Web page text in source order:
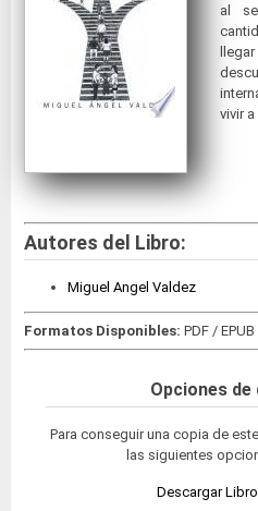
al
vivir
Autores del Libro:
Miguel Angel Valdez
Formatos Disponibles: PDF / EPUB
Opciones
Para conseguir una copia de
las siguientes
Descargar Libro